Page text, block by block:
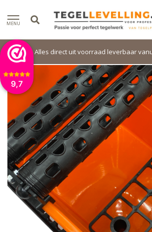
9,7
MENU
Alles direct uit voorraad leverbaar